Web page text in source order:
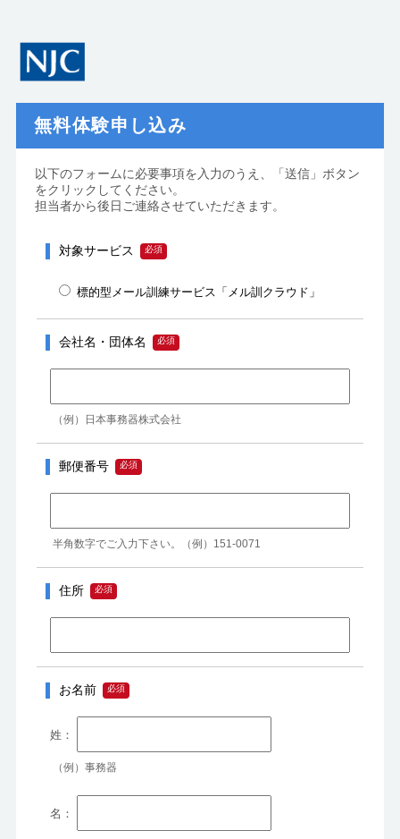
無料体験申し込み
以下のフォームに必要事項を入力のうえ、「送信」ボタン
をクリックしてください。
担当者から後日ご連絡させていただきます。
対象サービス
標的型メール訓練サービス「メル訓クラウド」
会社名・団体名
（例）日本事務器株式会社
郵便番号
半角数字でご入力下さい。（例）151-0071
住所
お名前
（例）事務器